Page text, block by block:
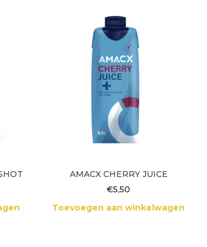
AMACX CHERRY JUICE
€5,50
Toevoegen aan winkelwagen